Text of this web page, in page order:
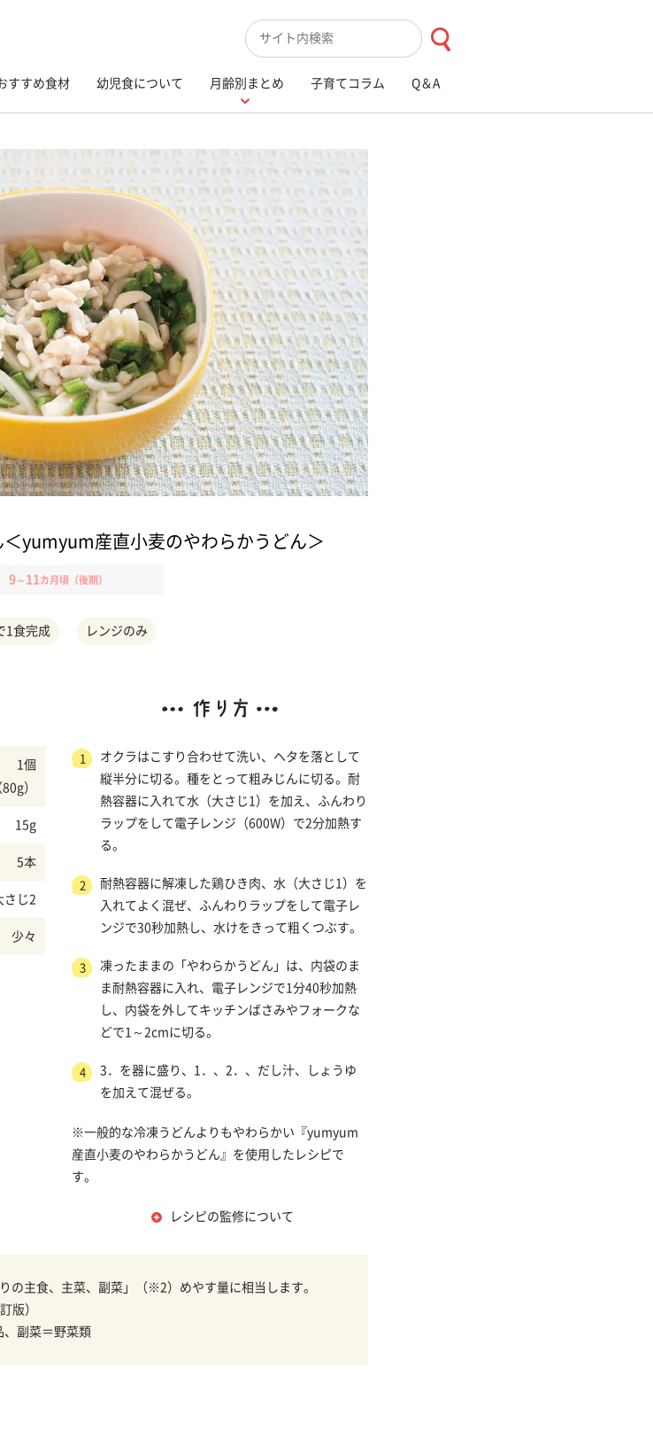
検索キーワード入力
すすめ食材 幼児食について 月齢別まとめ 子育てコラム Q＆A
yumyum産直小麦のやわらかうどん＞
9～ 11 カ月頃（後期）
1食完成 レンジのみ
1個
80g）
15g
5本
さじ2
少々
1
オクラはこすり合わせて洗い、ヘタを落として
縦半分に切る。種をとって粗みじんに切る。耐
熱容器に入れて水（大さじ1）を加え、ふんわり
ラップをして電子レンジ（600W）で2分加熱す
る。
2
耐熱容器に解凍した鶏ひき肉、水（大さじ1）を
入れてよく混ぜ、ふんわりラップをして電子レ
ンジで30秒加熱し、水けをきって粗くつぶす。
3
凍ったままの「やわらかうどん」は、内袋のま
ま耐熱容器に入れ、電子レンジで1分40秒加熱
し、内袋を外してキッチンばさみやフォークな
どで1～2cmに切る。
4
3．を器に盛り、1．、2．、だし汁、しょうゆ
を加えて混ぜる。
※一般的な冷凍うどんよりもやわらかい『yumyum
産直小麦のやわらかうどん』を使用したレシピで
す。
レシピの監修について
の主食、主菜、副菜」（※2）めやす量に相当します。
版）
副菜＝野菜類